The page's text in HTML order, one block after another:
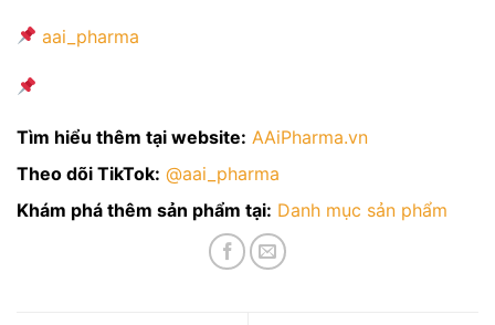
aai_pharma
Tìm hiểu thêm tại website: AAiPharma.vn
Theo dõi TikTok: @aai_pharma
Khám phá thêm sản phẩm tại: Danh mục sản phẩm